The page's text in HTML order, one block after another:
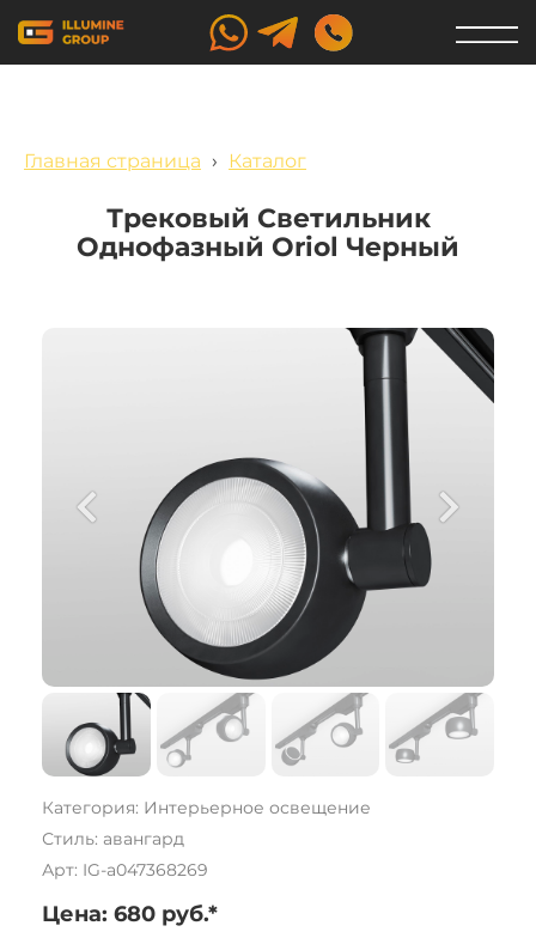
Главная страница › Каталог
Трековый Светильник
Однофазный Oriol Черный
Категория: Интерьерное освещение
Стиль: авангард
Арт: IG-a047368269
Цена: 680 руб.*